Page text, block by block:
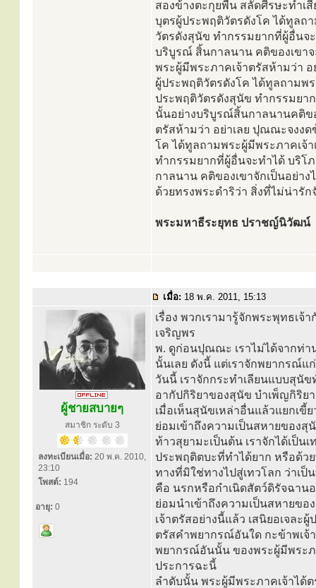
สองข้างตะกุยพื้น สลัดศีรษะทำ
บุตรผู้ประพฤติวัตรดังโค ได้ทูลถ
วัตรดังสุนัข ทำกรรมยากที่ผู้อื่นจ
บริบูรณ์ สิ้นกาลนาน คติของเขาจ
พระผู้มีพระภาคเจ้าตรัสห้ามว่า
ผู้ประพฤติวัตรดังโค ได้ทูลถามพ
ประพฤติวัตรดังสุนัข ทำกรรมยา
นั้นอย่างบริบูรณ์สิ้นกาลนานคติขอ
ตรัสห้ามว่า อย่าเลย ปุณณะจงงด
โค ได้ทูลถามพระผู้มีพระภาคเจ้
ทำกรรมยากที่ผู้อื่นจะทำได้ บริ
กาลนาน คติของเขาจักเป็นอย่า
ด้วยทรงพระดำริว่า สิ่งที่ไม่น่ารัก
พระมหาธีระยุทธ ปราชญ์นิวัฒน์
เมื่อ: 18 พ.ค. 2011, 15:13
ผู้ชายสบายๆ
สมาชิก ระดับ 3
ลงทะเบียนเมื่อ: 20 พ.ค. 2010,
23:10
โพสต์: 194
อายุ: 0
เรื่อง พวกเรามารู้จักพระพุทธเ
เจริญพร
พ. ดูก่อนปุณณะ เราไม่ได้จากท่า
นั้นเลย ดังนี้ แต่เราจักพยากรณ์
วันนี้ เราจักกระทำเลียนแบบสุนั
อากัปกิริยาของสุนัข บำเพ็ญกิริย
เมื่อเห็นสุนัขเหล่าอื่นแล้วแยกเขี้
ย่อมเข้าถึงความเป็นสหายของสุ
ท้าวสุยามะเป็นต้น เราจักได้เป็
ประพฤติตบะที่ทำได้ยาก หรือด้ว
ทางที่มิใช่ทางไปสู่เทวโลก ว่าเ
คือ นรกหรือกำเนิดสัตว์ดิรัจฉาน
ย่อมนำเข้าถึงความเป็นสหายขอ
เจ้าตรัสอย่างนี้แล้ว เสนิยอเจล
ตรัสคำพยากรณ์อันใด กะข้าพเจ้
พยากรณ์อันนั้น ของพระผู้มีพระภ
ประการฉะนี้
ลำดับนั้น พระผู้มีพระภาคเจ้าไ